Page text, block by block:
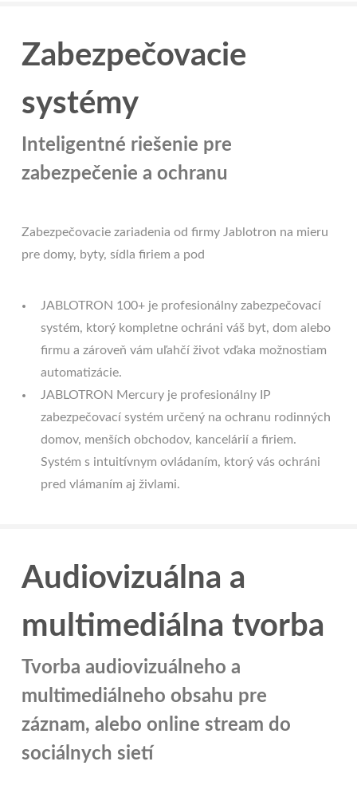
Zabezpečovacie
systémy
Inteligentné riešenie pre
zabezpečenie a ochranu
Zabezpečovacie zariadenia od firmy Jablotron na mieru
pre domy, byty, sídla firiem a pod
JABLOTRON 100+ je profesionálny zabezpečovací
systém, ktorý kompletne ochráni váš byt, dom alebo
firmu a zároveň vám uľahčí život vďaka možnostiam
automatizácie.
JABLOTRON Mercury je profesionálny IP
zabezpečovací systém určený na ochranu rodinných
domov, menších obchodov, kancelárií a firiem.
Systém s intuitívnym ovládaním, ktorý vás ochráni
pred vlámaním aj živlami.
Audiovizuálna a
multimediálna tvorba
Tvorba audiovizuálneho a
multimediálneho obsahu pre
záznam, alebo online stream do
sociálnych sietí